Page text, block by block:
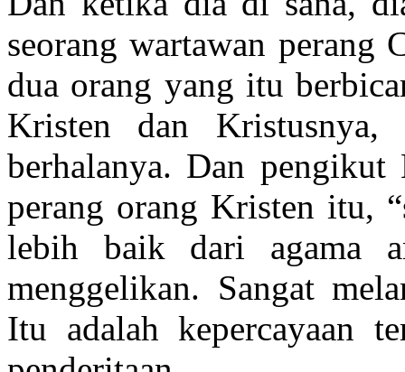
seorang wartawan perang
dua orang yang itu
Kristen dan
berhalanya. Dan pengikut
perang orang Kristen itu,
lebih baik dari agama
menggelikan. Sangat
Itu adalah kepercayaan